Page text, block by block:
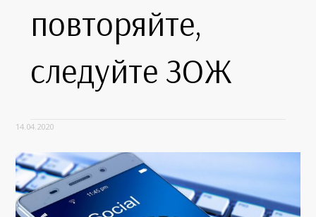
повторяйте,
следуйте ЗОЖ
14.04.2020